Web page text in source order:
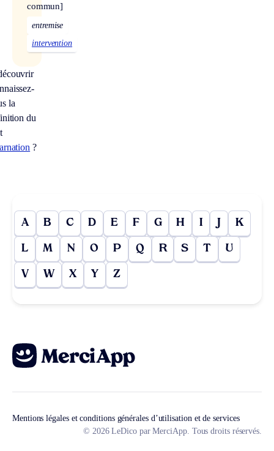
commun]
entremise
intervention
la
du
?
A B C D E F G H I J K
L M N O P Q R S T U
V W X Y Z
Mentions légales et conditions générales d’utilisation et de services
© 2026 LeDico par MerciApp. Tous droits réservés.